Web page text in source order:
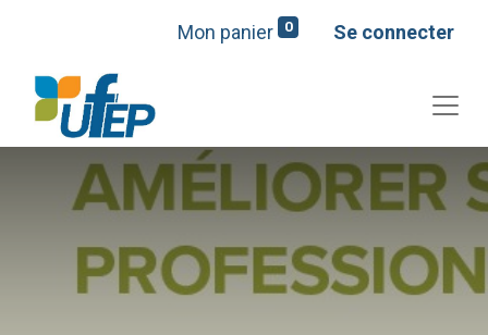
Mon panier 0 Se connecter